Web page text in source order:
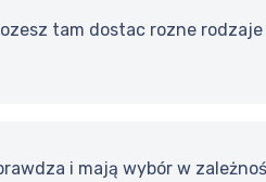
tam dostac rozne
i mają wybór w